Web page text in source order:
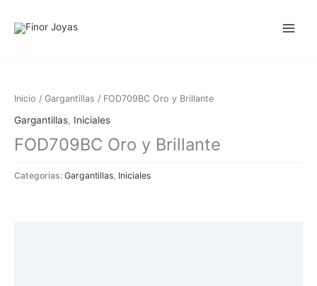
Inicio / Gargantillas / FOD709BC Oro y Brillante
Gargantillas, Iniciales
FOD709BC Oro y Brillante
Categorías: Gargantillas Iniciales